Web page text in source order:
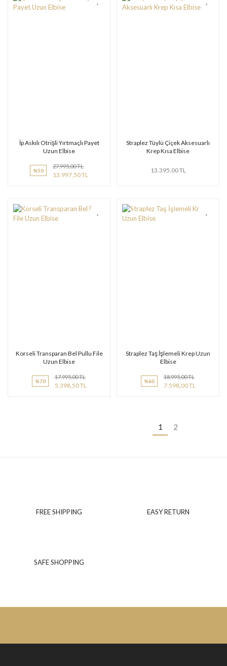
İp Askılı Otrişli Yırtmaçlı Payet
Uzun Elbise
%50
27.995,00 TL
13.997,50 TL
Straplez Tüylü Çiçek Aksesuarlı
Krep Kısa Elbise
13.395,00 TL
Korseli Transparan Bel Pullu File
Uzun Elbise
%70
17.995,00 TL
5.398,50 TL
Straplez Taş İşlemeli Krep Uzun
Elbise
%60
18.995,00 TL
7.598,00 TL
1 2
FREE SHIPPING EASY RETURN
SAFE SHOPPING